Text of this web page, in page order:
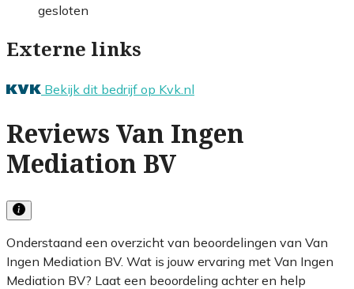
gesloten
Externe links
Bekijk dit bedrijf op Kvk.nl
Reviews Van Ingen
Mediation BV
Onderstaand een overzicht van beoordelingen van Van
Ingen Mediation BV. Wat is jouw ervaring met Van Ingen
Mediation BV? Laat een beoordeling achter en help